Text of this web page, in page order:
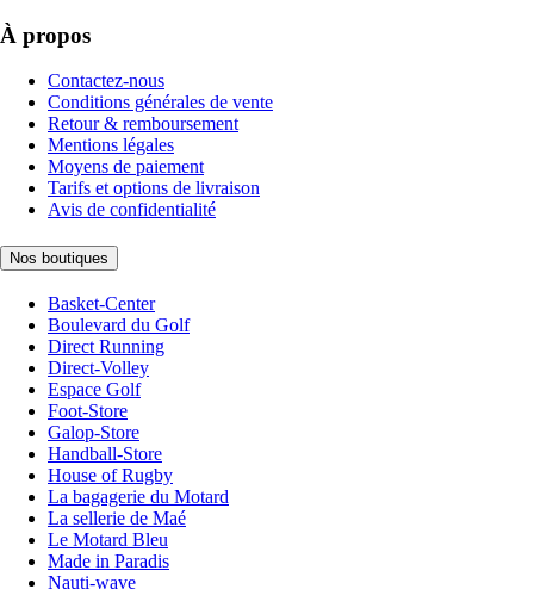
À propos
Contactez-nous
Conditions générales de vente
Retour & remboursement
Mentions légales
Moyens de paiement
Tarifs et options de livraison
Avis de confidentialité
Nos boutiques
Basket-Center
Boulevard du Golf
Direct Running
Direct-Volley
Espace Golf
Foot-Store
Galop-Store
Handball-Store
House of Rugby
La bagagerie du Motard
La sellerie de Maé
Le Motard Bleu
Made in Paradis
Nauti-wave